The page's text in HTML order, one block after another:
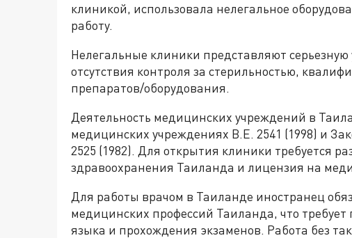
клиникой, использовала нелегальное
работу.
Нелегальные клиники представляют серьезную
отсутствия контроля за стерильностью,
препаратов/оборудования.
Деятельность медицинских учреждений в
медицинских учреждениях B.E. 2541 (1998) и
2525 (1982). Для открытия клиники требуется
здравоохранения Таиланда и лицензия на
Для работы врачом в Таиланде иностранец
медицинских профессий Таиланда, что
языка и прохождения экзаменов. Работа без